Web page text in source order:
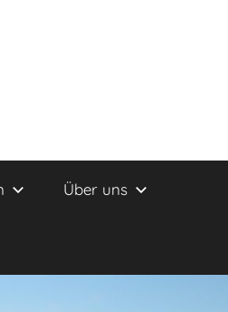
Über uns